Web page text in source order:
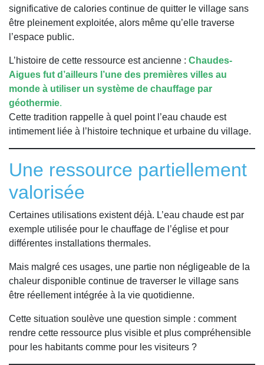
significative de calories continue de quitter le village sans
être pleinement exploitée, alors même qu’elle traverse
l’espace public.
L’histoire de cette ressource est ancienne : Chaudes-
Aigues fut d’ailleurs l’une des premières villes au
monde à utiliser un système de chauffage par
géothermie.
Cette tradition rappelle à quel point l’eau chaude est
intimement liée à l’histoire technique et urbaine du village.
Une ressource partiellement
valorisée
Certaines utilisations existent déjà. L’eau chaude est par
exemple utilisée pour le chauffage de l’église et pour
différentes installations thermales.
Mais malgré ces usages, une partie non négligeable de la
chaleur disponible continue de traverser le village sans
être réellement intégrée à la vie quotidienne.
Cette situation soulève une question simple : comment
rendre cette ressource plus visible et plus compréhensible
pour les habitants comme pour les visiteurs ?